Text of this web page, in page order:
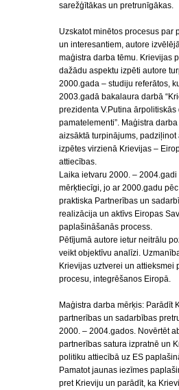
sarežģītākas un pretrunīgākas.
Uzskatot minētos procesus par
un interesantiem, autore
maģistra darba tēmu. Krievijas
dažādu aspektu izpēti autore
2000.gada – studiju referātos,
2003.gadā bakalaura darbā
prezidenta V.Putina ārpolitiskās
pamatelementi”. Maģistra
aizsāktā turpinājums,
izpētes virzienā Krievijas –
attiecības.
Laika ietvaru 2000. –
mērķtiecīgi, jo ar 2000.gadu
praktiska Partnerības un
realizācija un aktīvs Eiropas
paplašināšanās process.
Pētījumā autore ietur neitrālu
veikt objektīvu analīzi.
Krievijas uztverei un attieksmei
procesu, integrēšanos Eiropā.
Maģistra darba mērķis: Parādīt
partnerības un sadarbības
2000. – 2004.gados. Novērtēt
partnerības satura izpratnē un
politiku attiecībā uz ES
Pamatot jaunas iezīmes
pret Krieviju un parādīt, ka